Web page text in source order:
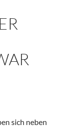
sich neben